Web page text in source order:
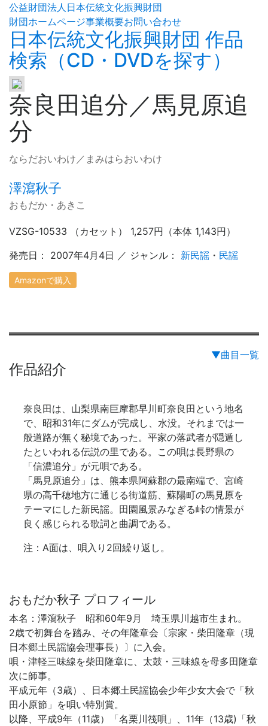
公益財団法人日本伝統文化振興財団
財団ホームページ事業概要お問い合わせ
日本伝統文化振興財団 作品
検索（CD・DVDを探す）
奈良田追分／馬見原追
分
ならだおいわけ／まみはらおいわけ
澤瀉秋子
おもだか・あきこ
VZSG-10533 （カセット） 1,257円（本体 1,143円）
発売日： 2007年4月4日 ／ ジャンル： 新民謡 ・ 民謡
Amazonで購入
▼曲目一覧
作品紹介
奈良田は、山梨県南巨摩郡早川町奈良田という地名
で、昭和31年にダムが完成し、水没。それまでは一
般道路が無く秘境であった。平家の落武者が隠遁し
たといわれる伝説の里である。この唄は長野県の
「信濃追分」が元唄である。
「馬見原追分」は、熊本県阿蘇郡の最南端で、宮崎
県の高千穂地方に通じる街道筋、蘇陽町の馬見原を
テーマにした新民謡。田園風景みなぎる峠の情景が
良く感じられる歌詞と曲調である。
注：A面は、唄入り2回繰り返し。
おもだか秋子 プロフィール
本名：澤瀉秋子 昭和60年9月 埼玉県川越市生まれ。
2歳で初舞台を踏み、その年隆章会〔宗家・柴田隆章（現
日本郷土民謡協会理事長）〕に入会。
唄・津軽三味線を柴田隆章に、太鼓・三味線を母多田隆章
次に師事。
平成元年（3歳）、日本郷土民謡協会少年少女大会で「秋
田小原節」を唄い特別賞。
以降、平成9年（11歳）「名栗川筏唄」、11年（13歳)「秋